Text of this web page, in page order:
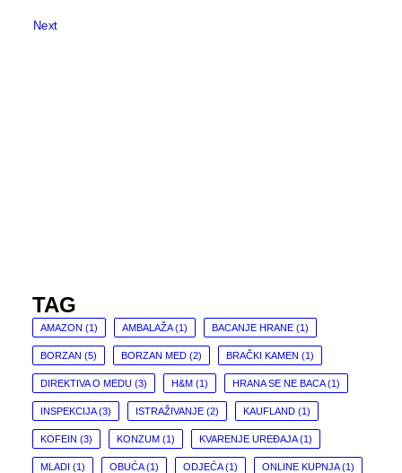
Next
TAG
AMAZON (1) AMBALAŽA(1) BACANJE HRANE (1)
BORZAN (5) BORZAN MED (2) BRAČKI KAMEN (1)
DIREKTIVA O MEDU (3) H&M (1) HRANA SE NE BACA(1)
INSPEKCIJA(3) ISTRAŽIVANJE (2) KAUFLAND (1)
KOFEIN (3) KONZUM (1) KVARENJE UREĐAJA(1)
MLADI (1) OBUĆA(1) ODJEĆA(1) ONLINE KUPNJA(1)